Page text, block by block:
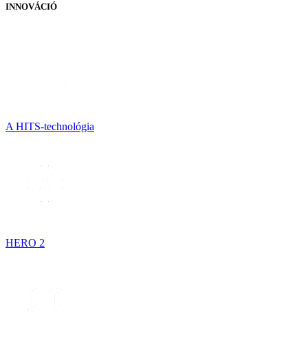
INNOVÁCIÓ
A HITS-technológia
HERO 2